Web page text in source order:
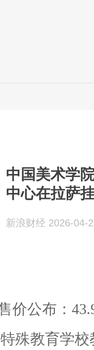
中国美术学
中心在拉萨
新浪财经 2026-04-
价公布：
殊教育学